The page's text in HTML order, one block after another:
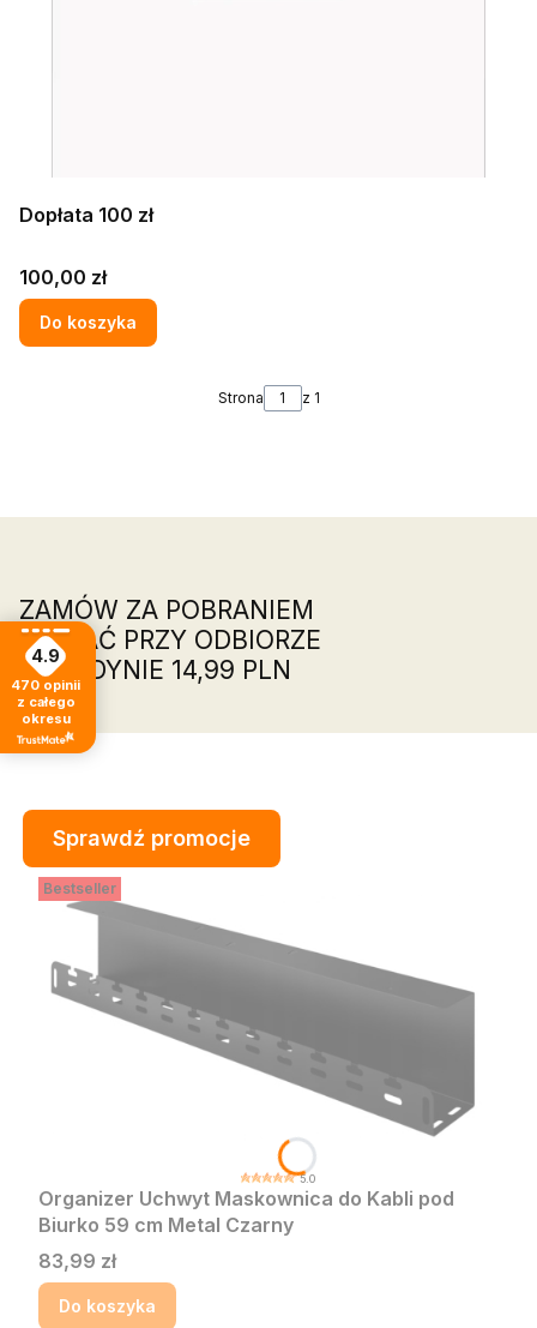
Dopłata 100 zł
Cena
100,00 zł
Do koszyka
Strona z 1
ZAMÓW ZA POBRANIEM
ZAPŁAĆ PRZY ODBIORZE
ZA JEDYNIE 14,99 PLN
Sprawdź promocje
Bestseller
5.0
Organizer Uchwyt Maskownica do Kabli pod
Biurko 59 cm Metal Czarny
Cena
83,99 zł
Do koszyka
4.9
470 opinii
z całego
okresu